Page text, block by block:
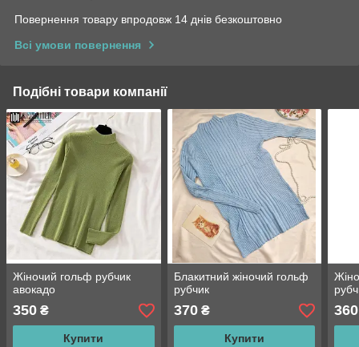
Повернення товару впродовж 14 днів безкоштовно
Всі умови повернення
Подібні товари компанії
Жіночий гольф рубчик
авокадо
350 ₴
Купити
Блакитний жіночий гольф
рубчик
370₴
Купити
360